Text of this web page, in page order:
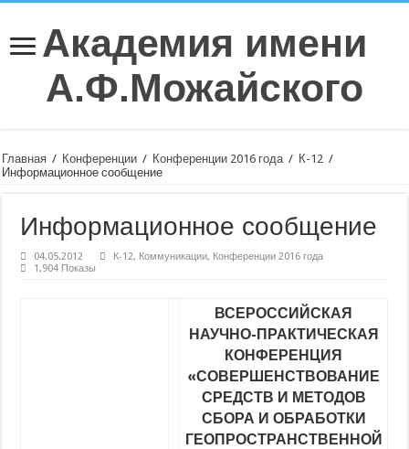
Академия имени
А.Ф.Можайского
Главная / Конференции / Конференции 2016 года / К-12 /
Информационное сообщение
Информационное сообщение
04.05.2012 К-12, Коммуникации, Конференции 2016 года
1,904 Показы
ВСЕРОССИЙСКАЯ
НАУЧНО-ПРАКТИЧЕСКАЯ
КОНФЕРЕНЦИЯ
«СОВЕРШЕНСТВОВАНИЕ
СРЕДСТВ И МЕТОДОВ
СБОРА И ОБРАБОТКИ
ГЕОПРОСТРАНСТВЕННОЙ